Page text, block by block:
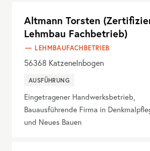
Altmann Torsten
Lehmbau Fachbetrieb)
LEHMBAUFACHBETRIEB
56368 Katzenelnbogen
AUSFÜHRUNG
Eingetragener Handwerksbetrieb,
Bauausführende Firma in
und Neues Bauen